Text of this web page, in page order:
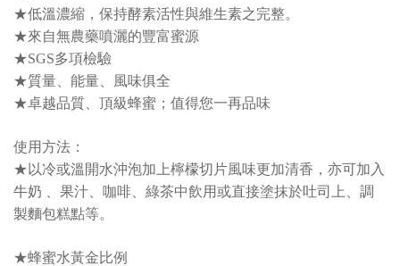
★低溫濃縮，保持酵素活性與維生素之完整。
★來自無農藥噴灑的豐富蜜源
★SGS多項檢驗
★質量、能量、風味俱全
★卓越品質、頂級蜂蜜；值得您一再品味
使用方法：
★以冷或溫開水沖泡加上檸檬切片風味更加清香，亦可加入
牛奶 、果汁、咖啡、綠茶中飲用或直接塗抹於吐司上、調
製麵包糕點等。
★蜂蜜水黃金比例